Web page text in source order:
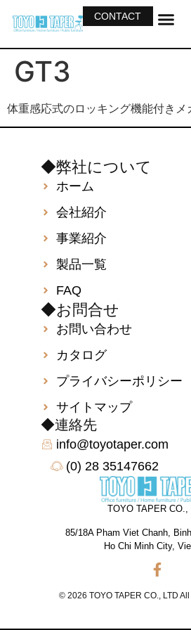
CONTACT
GT3
体重感応式のロッキング機能付きメ
TOYO TAPER CO.,
85/18A Pham Viet Chanh,
Ho Chi Minh City,
© 2026 TOYO TAPER CO., LTD
◆弊社について
ホーム
会社紹介
事業紹介
製品一覧
FAQ
◆お問合せ
お問い合わせ
カタログ
プライバシーポリシー
サイトマップ
◆連絡先
info@toyotaper.com
(0) 28 35147662